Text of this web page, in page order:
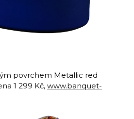
povrchem Metallic red
1 299 Kč, www.banquet-